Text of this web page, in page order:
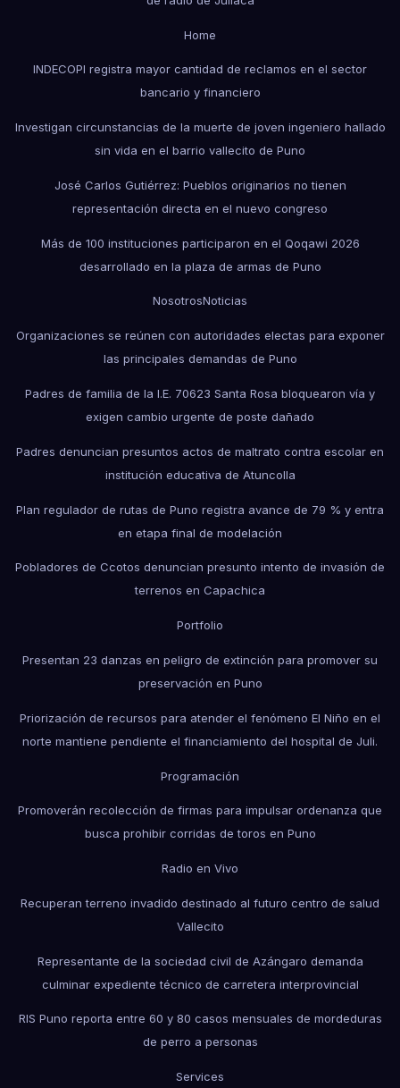
Home
INDECOPI registra mayor cantidad de reclamos en el sector
bancario y financiero
Investigan circunstancias de la muerte de joven ingeniero hallado
sin vida en el barrio vallecito de Puno
José Carlos Gutiérrez: Pueblos originarios no tienen
representación directa en el nuevo congreso
Más de 100 instituciones participaron en el Qoqawi 2026
desarrollado en la plaza de armas de Puno
NosotrosNoticias
Organizaciones se reúnen con autoridades electas para exponer
las principales demandas de Puno
Padres de familia de la I.E. 70623 Santa Rosa bloquearon vía y
exigen cambio urgente de poste dañado
Padres denuncian presuntos actos de maltrato contra escolar en
institución educativa de Atuncolla
Plan regulador de rutas de Puno registra avance de 79 % y entra
en etapa final de modelación
Pobladores de Ccotos denuncian presunto intento de invasión de
terrenos en Capachica
Portfolio
Presentan 23 danzas en peligro de extinción para promover su
preservación en Puno
Priorización de recursos para atender el fenómeno El Niño en el
norte mantiene pendiente el financiamiento del hospital de Juli.
Programación
Promoverán recolección de firmas para impulsar ordenanza que
busca prohibir corridas de toros en Puno
Radio en Vivo
Recuperan terreno invadido destinado al futuro centro de salud
Vallecito
Representante de la sociedad civil de Azángaro demanda
culminar expediente técnico de carretera interprovincial
RIS Puno reporta entre 60 y 80 casos mensuales de mordeduras
de perro a personas
Services